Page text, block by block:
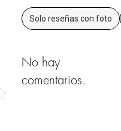
Solo reseñas con foto
No hay
comentarios.